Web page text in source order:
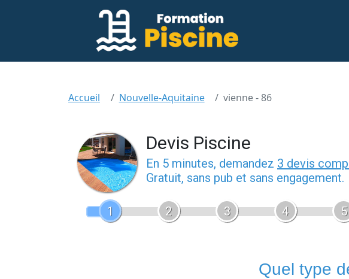
Accueil Nouvelle-Aquitaine vienne - 86
Devis Piscine
En 5 minutes, demandez 3 devis
Gratuit, sans pub et sans engagement.
1 2 3 4 5
Quel type